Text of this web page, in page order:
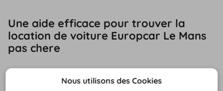
Une aide efficace pour trouver la
location de voiture Europcar Le Mans
pas chere
Pour vous aider à louer location Europcar Le Mans, nous
Nous utilisons des Cookies